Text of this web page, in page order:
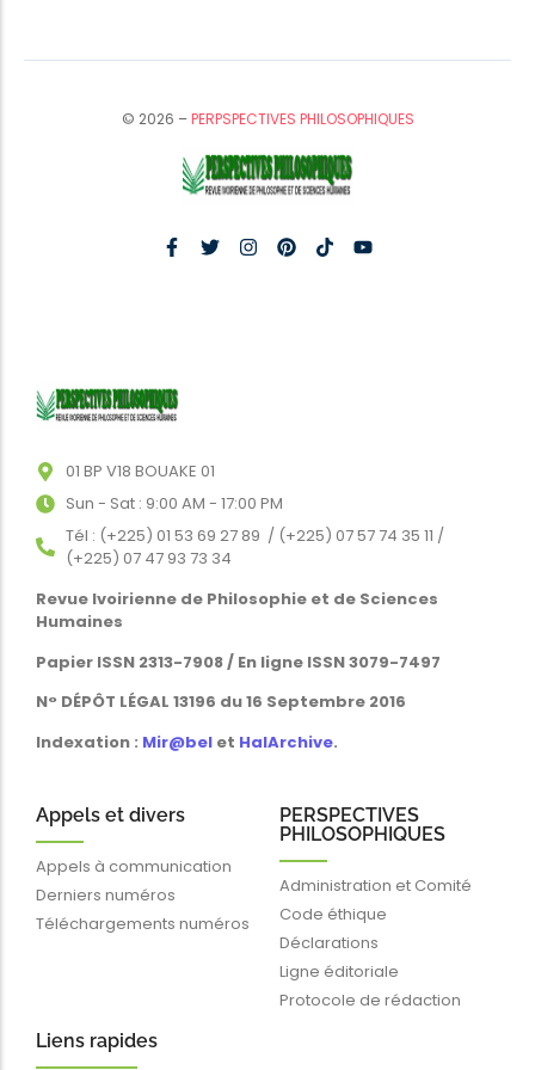
© 2026 –PERPSPECTIVES PHILOSOPHIQUES
01 BP V18 BOUAKE 01
Sun - Sat : 9:00 AM - 17:00 PM
Tél : (+225) 01 53 69 27 89 / (+225) 07 57 74 35 11 /
(+225) 07 47 93 73 34
Revue Ivoirienne de Philosophie et de Sciences
Humaines
Papier ISSN 2313-7908 / En ligne ISSN 3079-7497
N° DÉPÔT LÉGAL 13196 du 16 Septembre 2016
Indexation : Mir@bel et HalArchive.
Appels et divers
Appels à communication
Derniers numéros
Téléchargements numéros
PERSPECTIVES
PHILOSOPHIQUES
Administration et Comité
Code éthique
Déclarations
Ligne éditoriale
Protocole de rédaction
Liens rapides